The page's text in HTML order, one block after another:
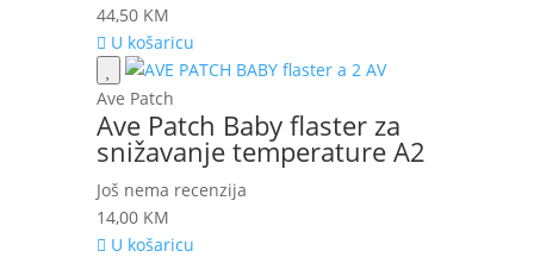
44,50 KM
U košaricu
Ave Patch
Ave Patch Baby flaster za
snižavanje temperature A2
Još nema recenzija
14,00 KM
U košaricu